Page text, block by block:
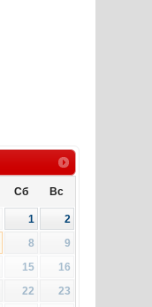
Сб Вс
1
2
8
9
15
16
22
23